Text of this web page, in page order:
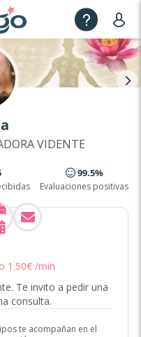
VIDENTE
99.5%
Evaluaciones positivas
1 .50€ /min
Te invito a pedir una
consulta.
te acompañan en el